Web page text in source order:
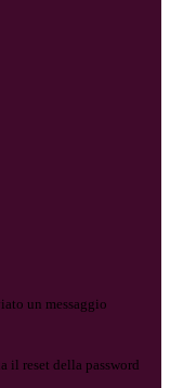
un messaggio
il reset della password